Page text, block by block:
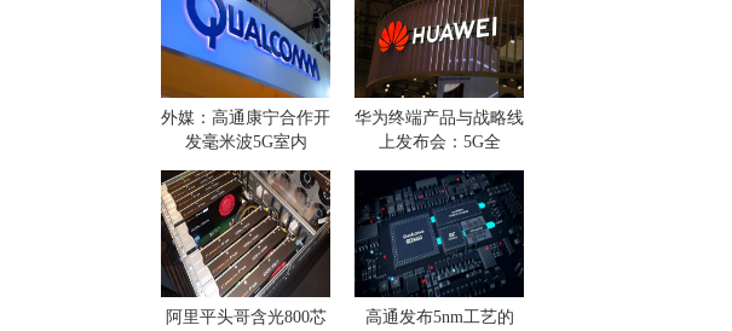
外媒：高通康宁合作开
发毫米波5G室内
华为终端产品与战略线
上发布会：5G全
阿里平头哥含光800芯 高通发布5nm工艺的